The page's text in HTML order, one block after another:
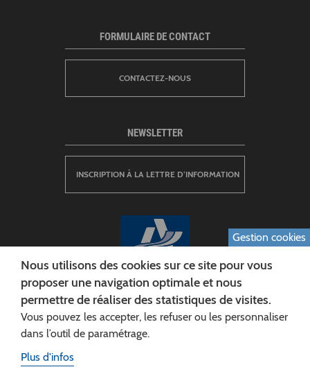
CONSEIL DÉPARTEMENTAL DE L'AISNE
Siège :
FORMULAIRE DE CONTACT
CONTACTEZ-NOUS
NEWSLETTER
INSCRIPTION À LA LETTRE D’INFORMATION
Gestion cookies
Nous utilisons des cookies sur ce site pour vous
proposer une navigation optimale et nous
permettre de réaliser des statistiques de visites.
Vous pouvez les accepter, les refuser ou les personnaliser
dans l’outil de paramétrage.
Plus d'infos